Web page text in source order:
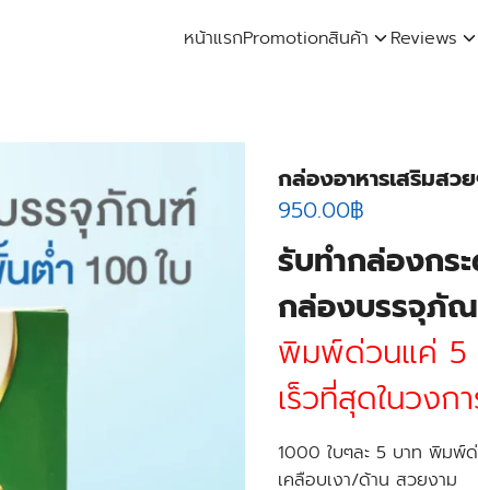
หน้าแรกPromotionสินค้า Reviews
กล่องอาหารเสริมสว
950.00฿
รับทำกล่องกร
กล่องบรรจุภั
พิมพ์ด่วนแค่ 5
เร็วที่สุดในวงก
1000 ใบๆละ 5 บาท พิมพ์ด่
เคลือบเงา/ด้าน สวยงาม